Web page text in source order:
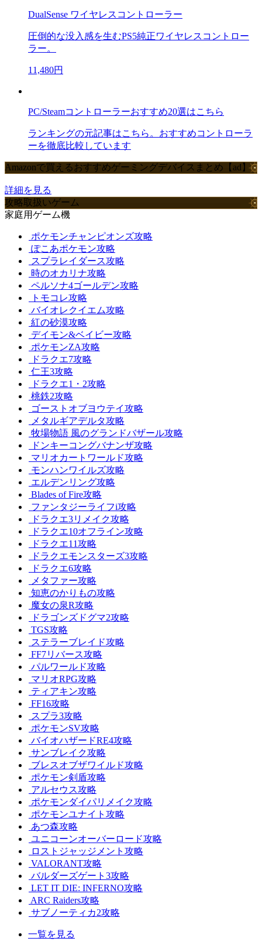
DualSense ワイヤレスコントローラー
圧倒的な没入感を生むPS5純正ワイヤレスコントロー
ラー。
11,480円
PC/Steamコントローラーおすすめ20選はこちら
ランキングの元記事はこちら。おすすめコントローラ
ーを徹底比較しています
Amazonで買えるおすすめゲーミングデバイスまとめ【ad】
詳細を見る
攻略取扱いゲーム
家庭用ゲーム機
ポケモンチャンピオンズ攻略
ぽこあポケモン攻略
スプラレイダース攻略
時のオカリナ攻略
ペルソナ4ゴールデン攻略
トモコレ攻略
バイオレクイエム攻略
紅の砂漠攻略
デイモン&ベイビー攻略
ポケモンZA攻略
ドラクエ7攻略
仁王3攻略
ドラクエ1・2攻略
桃鉄2攻略
ゴーストオブヨウテイ攻略
メタルギアデルタ攻略
牧場物語 風のグランドバザール攻略
ドンキーコングバナンザ攻略
マリオカートワールド攻略
モンハンワイルズ攻略
エルデンリング攻略
Blades of Fire攻略
ファンタジーライフi攻略
ドラクエ3リメイク攻略
ドラクエ10オフライン攻略
ドラクエ11攻略
ドラクエモンスターズ3攻略
ドラクエ6攻略
メタファー攻略
知恵のかりもの攻略
魔女の泉R攻略
ドラゴンズドグマ2攻略
TGS攻略
ステラーブレイド攻略
FF7リバース攻略
パルワールド攻略
マリオRPG攻略
ティアキン攻略
FF16攻略
スプラ3攻略
ポケモンSV攻略
バイオハザードRE4攻略
サンブレイク攻略
ブレスオブザワイルド攻略
ポケモン剣盾攻略
アルセウス攻略
ポケモンダイパリメイク攻略
ポケモンユナイト攻略
あつ森攻略
ユニコーンオーバーロード攻略
ロストジャッジメント攻略
VALORANT攻略
バルダーズゲート3攻略
LET IT DIE: INFERNO攻略
ARC Raiders攻略
サブノーティカ2攻略
一覧を見る